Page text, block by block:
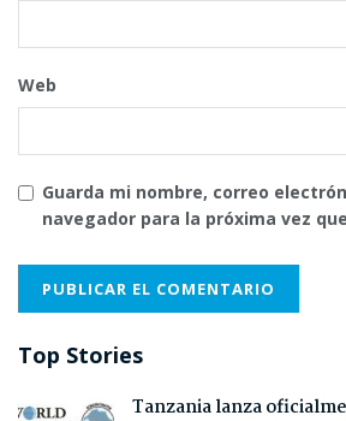
Web
Guarda mi nombre, correo
navegador para la próxima vez
Top Stories
Tanzania lanza